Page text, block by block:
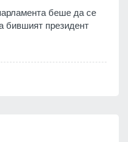
беше да се
бившият президент